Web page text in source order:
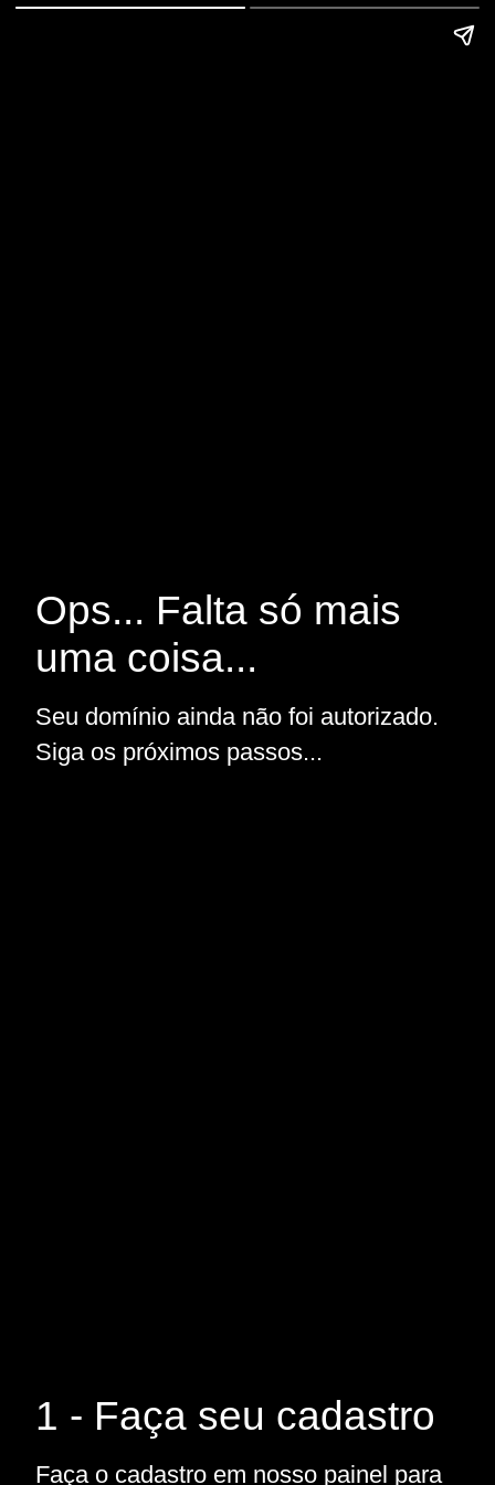
Ops... Falta só mais
uma coisa...
Seu domínio ainda não foi autorizado.
Siga os próximos passos...
1 - Faça seu cadastro
Faça o cadastro em nosso painel para